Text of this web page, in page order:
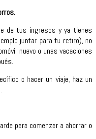
de tus ingresos y ya tienes
juntar para tu retiro), no
nuevo o unas vacaciones
o hacer un viaje, haz un
para comenzar a ahorrar o